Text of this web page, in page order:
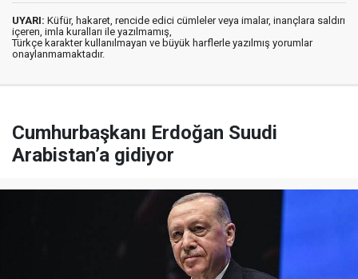
UYARI: Küfür, hakaret, rencide edici cümleler veya imalar, inançlara saldırı
içeren, imla kuralları ile yazılmamış,
Türkçe karakter kullanılmayan ve büyük harflerle yazılmış yorumlar
onaylanmamaktadır.
Cumhurbaşkanı Erdoğan Suudi
Arabistan’a gidiyor